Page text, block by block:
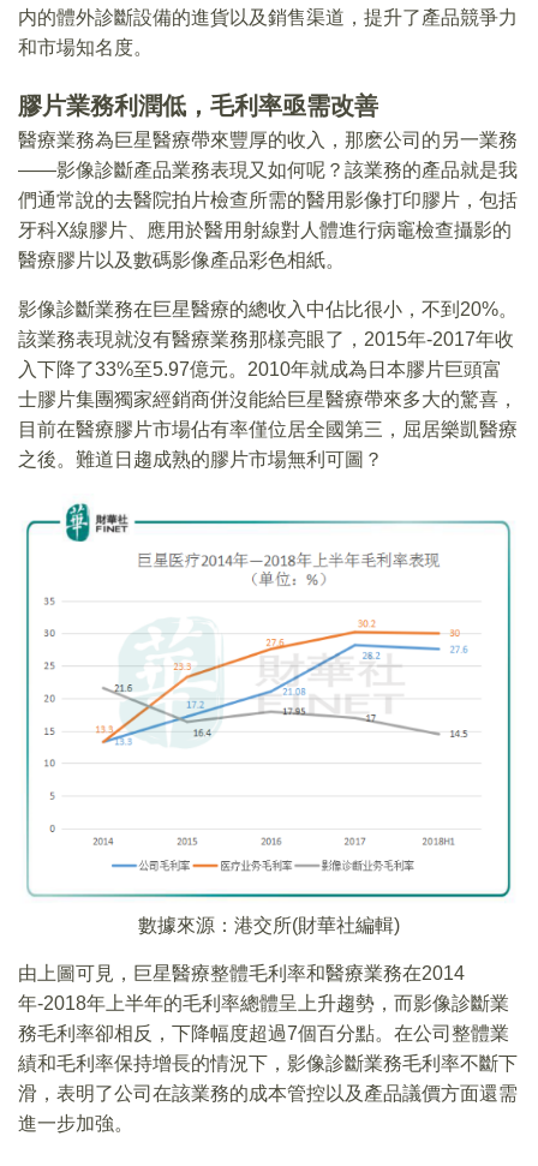
内的體外診斷設備的進貨以及銷售渠道，提升了產品競爭力
和市場知名度。
膠片業務利潤低，毛利率亟需改善
醫療業務為巨星醫療帶來豐厚的收入，那麽公司的另一業務
——影像診斷產品業務表現又如何呢？該業務的產品就是我
們通常說的去醫院拍片檢查所需的醫用影像打印膠片，包括
牙科X線膠片、應用於醫用射線對人體進行病竈檢查攝影的
醫療膠片以及數碼影像產品彩色相紙。
影像診斷業務在巨星醫療的總收入中佔比很小，不到20%。
該業務表現就沒有醫療業務那樣亮眼了，2015年-2017年收
入下降了33%至5.97億元。2010年就成為日本膠片巨頭富
士膠片集團獨家經銷商併沒能給巨星醫療帶來多大的驚喜，
目前在醫療膠片市場佔有率僅位居全國第三，屈居樂凱醫療
之後。難道日趨成熟的膠片市場無利可圖？
數據來源：港交所(財華社編輯)
由上圖可見，巨星醫療整體毛利率和醫療業務在2014
年-2018年上半年的毛利率總體呈上升趨勢，而影像診斷業
務毛利率卻相反，下降幅度超過7個百分點。在公司整體業
績和毛利率保持增長的情況下，影像診斷業務毛利率不斷下
滑，表明了公司在該業務的成本管控以及產品議價方面還需
進一步加強。